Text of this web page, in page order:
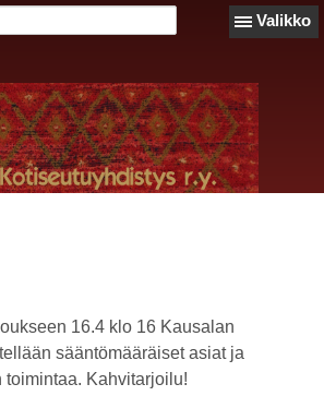
Valikko
16.4 klo 16 Kausalan
sääntömääräiset asiat ja
Kahvitarjoilu!